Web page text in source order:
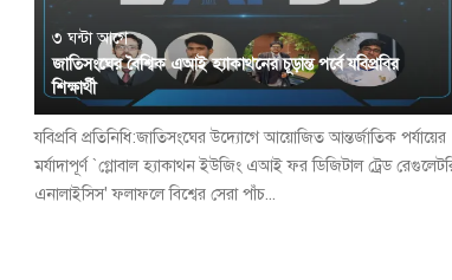
৩ ঘন্টা আগে
জাতিসংঘের বৈশ্বিক এআই হ্যাকাথনের চূড়ান্ত পর্বে যবিপ্রবির
শিক্ষার্থী
যবিপ্রবি প্রতিনিধি:জাতিসংঘের উদ্যোগে আয়োজিত আন্তর্জাতিক পর্যায়ের
মর্যাদাপূর্ণ `গ্লোবাল হ্যাকাথন ইউজিং এআই ফর ডিজিটাল ট্রেড
এনালাইসিস' ফলাফলে বিশ্বের সেরা পাঁচ...